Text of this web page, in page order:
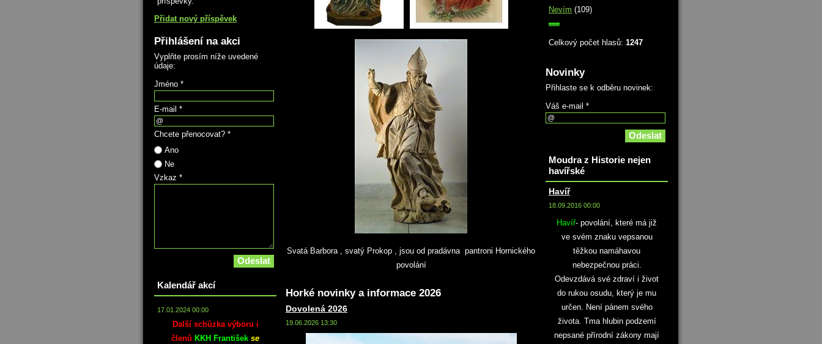
Svatá Barbora , svatý Prokop , jsou od pradávna pantroni Hornického
povolání
Horké novinky a informace 2026
Dovolená 2026
19.06.2026 13:30
Nevím (109)
Celkový počet hlasů: 1247
Novinky
Přihlaste se k odběru novinek:
Váš e-mail *
Moudra z Historie nejen
havířské
Havíř
18.09.2016 00:00
Havíř- povolání, které má již
ve svém znaku vepsanou
těžkou namáhavou
nebezpečnou práci.
Odevzdává své zdraví i život
do rukou osudu, který je mu
určen. Není pánem svého
života. Tma hlubin podzemí
nepsané přírodní zákony mají
Přidat nový příspěvek
Přihlášení na akci
Vyplňte prosím níže uvedené
údaje:
Jméno *
E-mail *
Chcete přenocovat? *
Ano
Ne
Vzkaz *
Kalendář akcí
17.01.2024 00:00
Další schůzka výboru i
členů KKH František se